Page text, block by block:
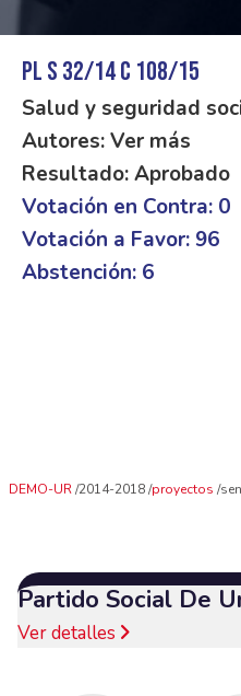
PL S 32/14 C 108/15
Salud y seguridad
Autores: Ver más
Resultado: Aprobado
Votación en Contra: 0
Votación a Favor: 96
Abstención: 6
DEMO-UR 2014-2018 proyectos
Partido Social De
Ver detalles